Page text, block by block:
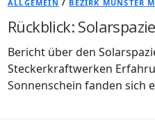
ALLGEMEIN / BEZIRK MÜNSTER
Rückblick:
Bericht über den
Steckerkraftwerken
Sonnenschein fanden sich